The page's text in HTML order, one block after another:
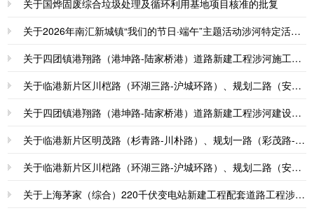
关于国烨固废综合垃圾处理及循环利用基地项目核准的批复
关于2026年南汇新城镇“我们的节日·端午”主题活动涉河特定活动审批准予行政许可决定书
关于四团镇港翔路（港坤路-陆家桥港）道路新建工程涉河施工方案审核准予行政许可决定书
关于临港新片区川桤路（环湖三路-沪城环路）、规划二路（安茂路-彩茂路）道路新建工程（一期工程）涉河施工方案审核准予行政许可决定书
关于四团镇港翔路（港坤路-陆家桥港）道路新建工程涉河建设方案审批准予行政许可决定书
关于临港新片区明茂路（杉青路-川朴路）、规划一路（彩茂路-丹荣路）道路新建工程涉河建设方案审批准予行政许可决定书
关于临港新片区川桤路（环湖三路-沪城环路）、规划二路（安茂路-彩茂路）道路新建工程涉河建设方案审批准予行政许可决定书
关于上海茅家（综合）220千伏变电站新建工程配套道路工程涉河建设方案审批准予行政许可决定书